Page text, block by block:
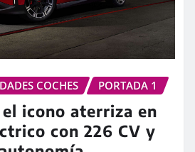
COCHES PORTADA 1
icono aterriza en
con 226 CV y